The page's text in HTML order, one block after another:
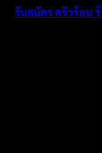
รับสมัคร ครัวร้อน